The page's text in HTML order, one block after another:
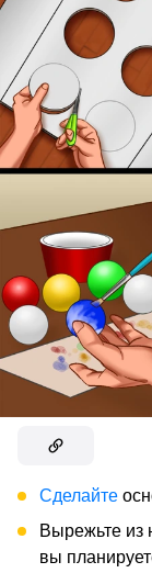
Сделайте
Вырежьте из
вы